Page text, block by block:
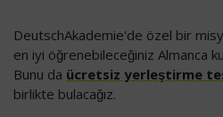
DeutschAkademie'de özel bir
en iyi öğrenebileceğiniz Almanca
Bunu da ücretsiz yerleştirme
birlikte bulacağız.